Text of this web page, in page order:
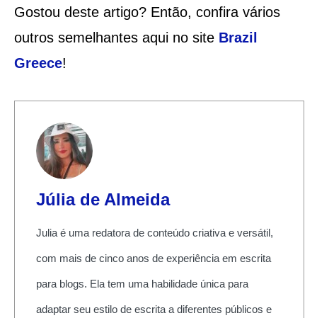
Gostou deste artigo? Então, confira vários
outros semelhantes aqui no site Brazil
Greece!
Júlia de Almeida
Julia é uma redatora de conteúdo criativa e versátil,
com mais de cinco anos de experiência em escrita
para blogs. Ela tem uma habilidade única para
adaptar seu estilo de escrita a diferentes públicos e